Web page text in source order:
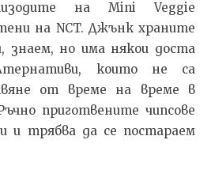
на Mini Veggie
на NCT. Джънк храните
знаем, но има някои доста
които не са
от време на време в
приготвените чипсове
и трябва да се постараем